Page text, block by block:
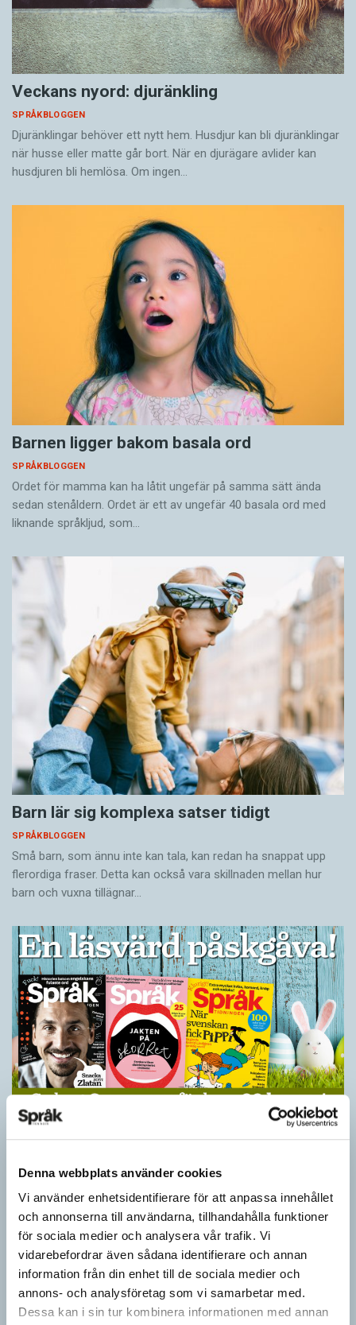
Denna webbplats använder cookies
Vi använder enhetsidentifierare för att anpassa innehållet
och annonserna till användarna, tillhandahålla funktioner
för sociala medier och analysera vår trafik. Vi
vidarebefordrar även sådana identifierare och annan
information från din enhet till de sociala medier och
annons- och analysföretag som vi samarbetar med.
Dessa kan i sin tur kombinera informationen med annan
Veckans nyord: djuränkling
SPRÅKBLOGGEN
Djuränklingar behöver ett nytt hem. Husdjur kan bli djuränklingar
när husse eller matte går bort. När en djurägare avlider kan
husdjuren bli hemlösa. Om ingen…
Barnen ligger bakom basala ord
SPRÅKBLOGGEN
Ordet för mamma kan ha låtit ungefär på samma sätt ända
sedan stenåldern. Ordet är ett av ungefär 40 basala ord med
liknande språkljud, som…
Barn lär sig komplexa satser tidigt
SPRÅKBLOGGEN
Små barn, som ännu inte kan tala, kan redan ha snappat upp
flerordiga fraser. Detta kan också vara skillnaden mellan hur
barn och vuxna tillägnar…
Ge bort Språktidningen till påsk!
Inför påsken har vi ett riktigt fint erbjudande. Just nu kan du ge
bort 3 nummer av Språktidningen för bara 99 kronor! Du kan
också…